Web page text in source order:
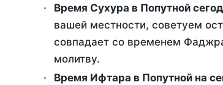
Время Сухура в Попутной
вашей местности, советуем
совпадает со временем
молитву.
Время Ифтара в Попутной на